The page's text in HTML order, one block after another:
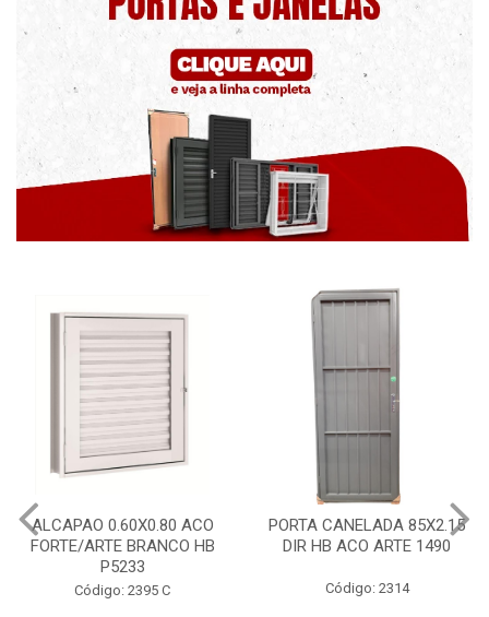
PORTA CANELADA 85X2.15
DIR HB ACO ARTE 1490
Código: 2314
PORTA LAMINADA
DIR POP/MIX HB
Código: 2340